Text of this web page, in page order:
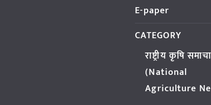
E-paper
CATEGORY
राष्ट्रीय कृषि
(National
Agriculture